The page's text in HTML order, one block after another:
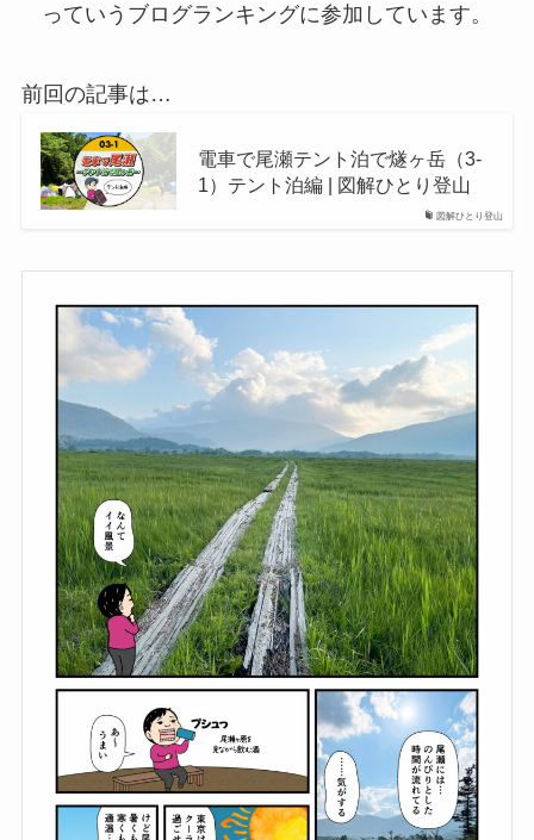
っていうブログランキングに参加しています。
前回の記事は…
図解ひとり登山
電車で尾瀬テント泊で燧ヶ岳（3-
1）テント泊編 | 図解ひとり登山